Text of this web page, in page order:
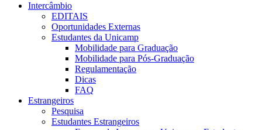
Intercâmbio
EDITAIS
Oportunidades Externas
Estudantes da Unicamp
Mobilidade para Graduação
Mobilidade para Pós-Graduação
Regulamentação
Dicas
FAQ
Estrangeiros
Pesquisa
Estudantes Estrangeiros